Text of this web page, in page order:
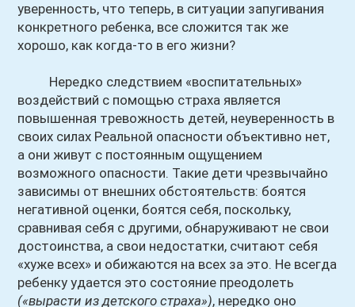
уверенность, что теперь, в ситуации запугивания
конкретного ребенка, все сложится так же
хорошо, как когда-то в его жизни?
Нередко следствием «воспитательных»
воздействий с помощью страха является
повышенная тревожность детей, неуверенность в
своих силах Реальной опасности объективно нет,
а они живут с постоянным ощущением
возможного опасности. Такие дети чрезвычайно
зависимы от внешних обстоятельств: боятся
негативной оценки, боятся себя, поскольку,
сравнивая себя с другими, обнаруживают не свои
достоинства, а свои недостатки, считают себя
«хуже всех» и обижаются на всех за это. Не всегда
ребенку удается это состояние преодолеть
(«вырасти из детского страха»), нередко оно